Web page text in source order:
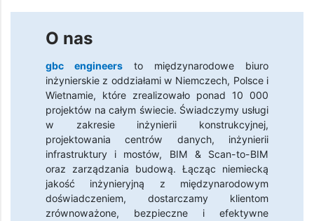
O nas
gbc engineers to międzynarodowe biuro
inżynierskie z oddziałami w Niemczech, Polsce i
Wietnamie, które zrealizowało ponad 10 000
projektów na całym świecie. Świadczymy usługi
w zakresie inżynierii konstrukcyjnej,
projektowania centrów danych, inżynierii
infrastruktury i mostów, BIM & Scan-to-BIM
oraz zarządzania budową. Łącząc niemiecką
jakość inżynieryjną z międzynarodowym
doświadczeniem, dostarczamy klientom
zrównoważone, bezpieczne i efektywne